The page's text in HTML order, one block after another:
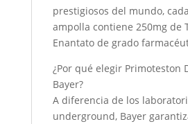
prestigiosos del mundo, cada
ampolla contiene 250mg de
Enantato de grado
¿Por qué elegir Primoteston
Bayer?
A diferencia de los
underground, Bayer